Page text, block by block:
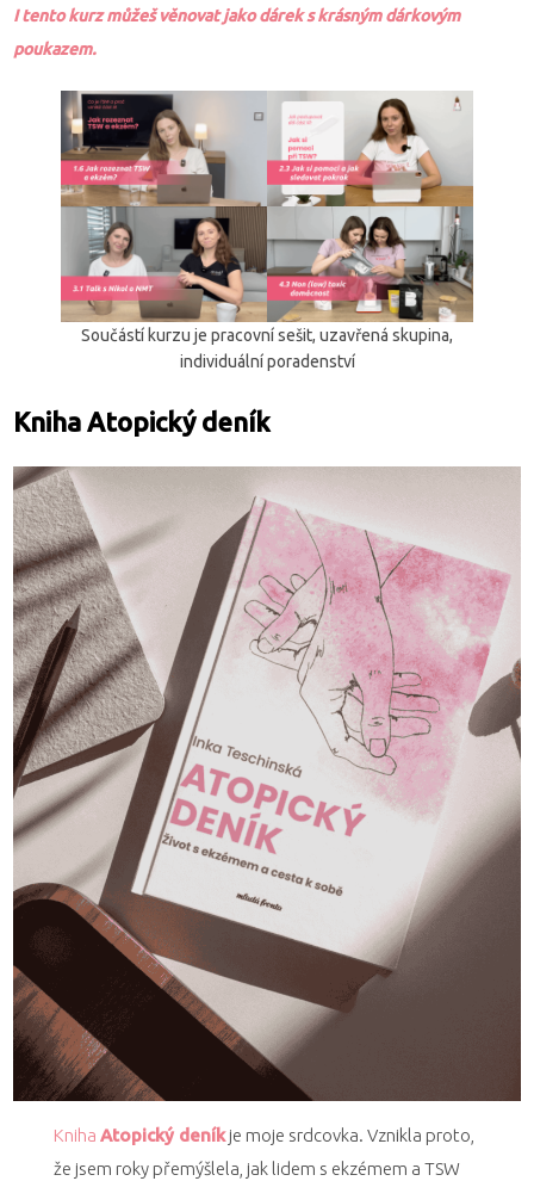
I tento kurz můžeš věnovat jako dárek s krásným dárkovým
poukazem.
Součástí kurzu je pracovní sešit, uzavřená skupina,
individuální poradenství
Kniha Atopický deník
KnihaAtopický deníkje moje srdcovka. Vznikla proto,
že jsem roky přemýšlela, jak lidem s ekzémem a TSW